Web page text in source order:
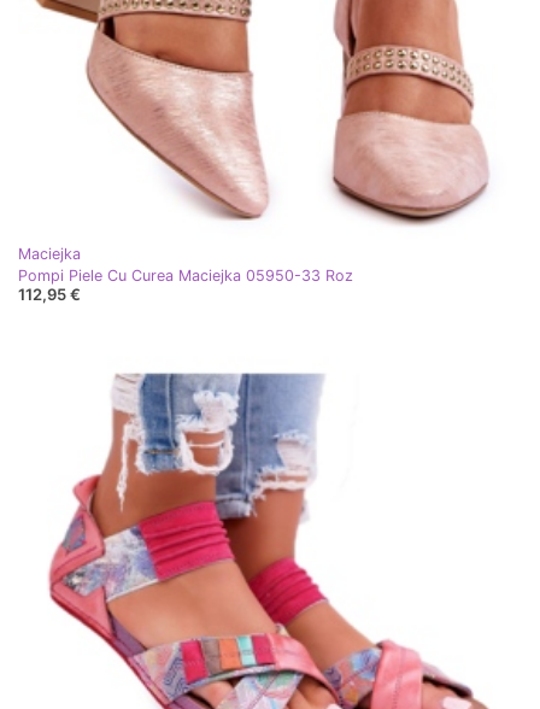
Maciejka
Pompi Piele Cu Curea Maciejka 05950-33 Roz
112,95 €